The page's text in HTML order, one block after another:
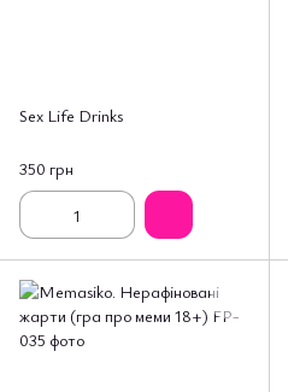
Sex Life Drinks
350 грн